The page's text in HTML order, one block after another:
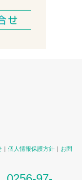
｜ 個人情報保護方針 ｜ お問